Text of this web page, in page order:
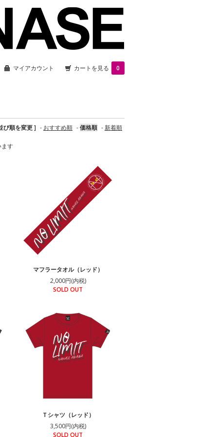
マイアカウント カートを見る 0
び順を変更 ] - おすすめ順 -価格順 -新着順
す
マフラータオル（レッド）
2,000円(内税)
SOLD OUT
Ｔシャツ（レッド）
3,500円(内税)
SOLD OUT